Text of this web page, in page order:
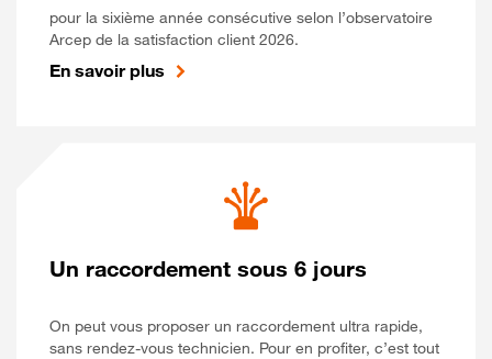
pour la sixième année consécutive selon l’observatoire
Arcep de la satisfaction client 2026.
En savoir plus
Un raccordement sous 6 jours
On peut vous proposer un raccordement ultra rapide,
sans rendez-vous technicien. Pour en profiter, c’est tout